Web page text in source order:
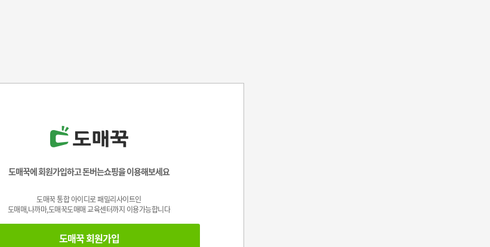
도매꾹에 회원가입하고 돈버는쇼핑을 이용해보세요
도매꾹 통합 아이디로 패밀리사이트인
도매매,나까마,도매꾹도매매 교육센터까지 이용가능합니다
도매꾹 회원가입